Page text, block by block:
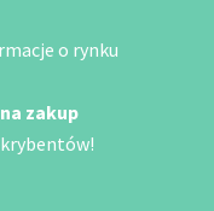
o rynku
zakup